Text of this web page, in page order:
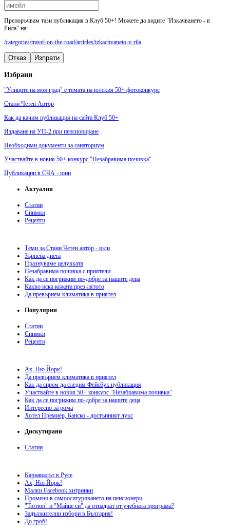
Препоръчвам тази публикация в Клуб 50+! Можете да видите "Изкачването - в
Рила" на:
/categories/travel-on-the-road/articles/izkachvaneto-v-rila
Отказ Изпрати
Избрани
"Улиците на моя град" е темата на юлския 50+ фотоконкурс
Стани Четен Автор
Как да качим публикация на сайта Клуб 50+
Издаване на УП-2 при пенсиониране
Необходими документи за санаториум
Участвайте в новия 50+ конкурс "Незабравима почивка"
Публикации в СЧА - юни
Актуални
Статии
Снимки
Рецепти
Теми за Стани Четен автор - юли
Зърнена диета
Празнуваме целувката
Незабравима почивка с приятели
Как да се погрижим по-добре за нашите деца
Какво иска кожата през лятото
Да превърнем климатика в приятел
Популярни
Статии
Снимки
Рецепти
Ах, Ню Йорк!
Да превърнем климатика в приятел
Как да спрем да следим Фейсбук публикация
Участвайте в новия 50+ конкурс "Незабравима почивка"
Как да се погрижим по-добре за нашите деца
Интересно за рома
Хотел Премиер, Банско - достъпният лукс
Дискутирани
Статии
Карнавалът в Русе
Ах, Ню Йорк!
Малки Facebook хитринки
Промени в самоосигуряването на пенсионери
"Тютюн" и "Майце си" да отпаднат от учебната програма?
Задължителни избори в България!
До гроб!